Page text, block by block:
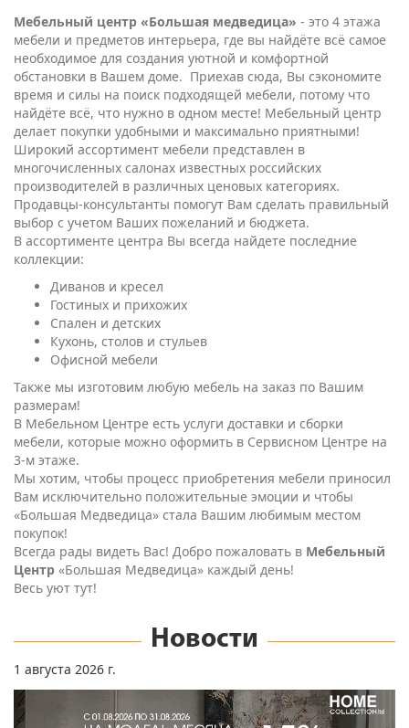
обстановки в Вашем доме. Приехав сюда, Вы сэкономите
время и силы на поиск подходящей мебели, потому что
найдёте всё, что нужно в одном месте! Мебельный центр
делает покупки удобными и максимально приятными!
Широкий ассортимент мебели представлен в
многочисленных салонах известных российских
производителей в различных ценовых категориях.
Продавцы-консультанты помогут Вам сделать правильный
выбор с учетом Ваших пожеланий и бюджета.
В ассортименте центра Вы всегда найдете последние
коллекции:
Диванов и кресел
Гостиных и прихожих
Спален и детских
Кухонь, столов и стульев
Офисной мебели
Также мы изготовим любую мебель на заказ по Вашим
размерам!
В Мебельном Центре есть услуги доставки и сборки
мебели, которые можно оформить в Сервисном Центре на
3-м этаже.
Мы хотим, чтобы процесс приобретения мебели приносил
Вам исключительно положительные эмоции и чтобы
«Большая Медведица» стала Вашим любимым местом
покупок!
Всегда рады видеть Вас! Добро пожаловать вМебельный
Центр«Большая Медведица» каждый день!
Весь уют тут!
Новости